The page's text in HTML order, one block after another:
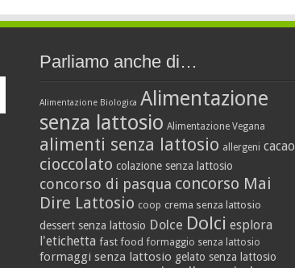
Parliamo anche di…
Alimentazione Biologica Alimentazione
senza lattosio Alimentazione Vegana
alimenti senza lattosio allergeni cacao
cioccolato colazione senza lattosio
concorso di pasqua concorso Mai
Dire Lattosio coop crema senza lattosio
dessert senza lattosio Dolce Dolci esplora
l'etichetta fast food formaggio senza lattosio
formaggi senza lattosio gelato senza lattosio